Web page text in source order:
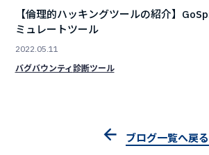
【倫理的ハッキングツールの紹介】
ミュレートツール
2022.05.11
バグバウンティ診断ツール
ブログ一覧へ戻る